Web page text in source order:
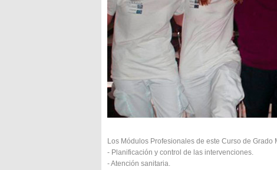
Los Módulos Profesionales de este Curso de
- Planificación y control de las intervenciones.
- Atención sanitaria.